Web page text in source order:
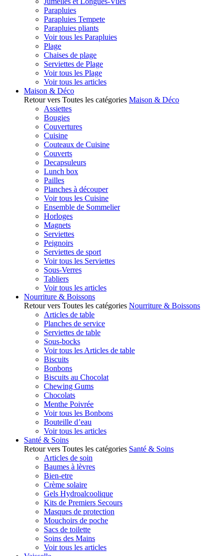
Parapluies
Parapluies Tempete
Parapluies pliants
Voir tous les Parapluies
Plage
Chaises de plage
Serviettes de Plage
Voir tous les Plage
Voir tous les articles
Maison & Déco
Retour vers Toutes les catégories Maison & Déco
Assiettes
Bougies
Couvertures
Cuisine
Couteaux de Cuisine
Couverts
Decapsuleurs
Lunch box
Pailles
Planches à découper
Voir tous les Cuisine
Ensemble de Sommelier
Horloges
Magnets
Serviettes
Peignoirs
Serviettes de sport
Voir tous les Serviettes
Sous-Verres
Tabliers
Voir tous les articles
Nourriture & Boissons
Retour vers Toutes les catégories Nourriture & Boissons
Articles de table
Planches de service
Serviettes de table
Sous-bocks
Voir tous les Articles de table
Biscuits
Bonbons
Biscuits au Chocolat
Chewing Gums
Chocolats
Menthe Poivrée
Voir tous les Bonbons
Bouteille d’eau
Voir tous les articles
Santé & Soins
Retour vers Toutes les catégories Santé & Soins
Articles de soin
Baumes à lèvres
Bien-etre
Crème solaire
Gels Hydroalcoolique
Kits de Premiers Secours
Masques de protection
Mouchoirs de poche
Sacs de toilette
Soins des Mains
Voir tous les articles